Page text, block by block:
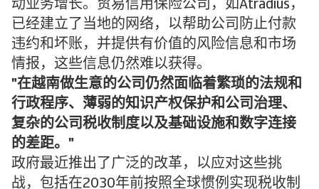
动业务增长。贸易信用保险公司，如Atradius，
已经建立了当地的网络，以帮助公司防止付款
违约和坏账，并提供有价值的风险信息和市场
情报，这些信息仍然难以获得。
在越南做生意的公司仍然面临着繁琐的法规和
行政程序、薄弱的知识产权保护和公司治理、
复杂的公司税收制度以及基础设施和数字连接
的差距。
政府最近推出了广泛的改革，以应对这些挑
战，包括在2030年前按照全球惯例实现税收制